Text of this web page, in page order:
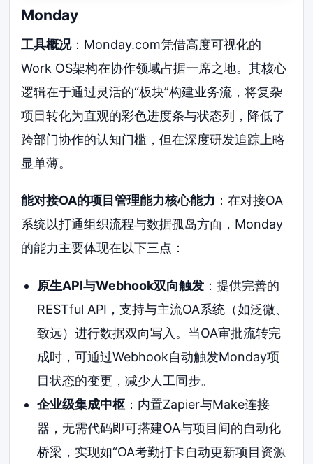
Monday
工具概况：Monday.com凭借高度可视化的
Work OS架构在协作领域占据一席之地。其核心
逻辑在于通过灵活的“板块”构建业务流，将复杂
项目转化为直观的彩色进度条与状态列，降低了
跨部门协作的认知门槛，但在深度研发追踪上略
显单薄。
能对接OA的项目管理能力核心能力 ：在对接OA
系统以打通组织流程与数据孤岛方面，Monday
的能力主要体现在以下三点：
原生API与Webhook双向触发：提供完善的
RESTful API，支持与主流OA系统（如泛微、
致远）进行数据双向写入。当OA审批流转完
成时，可通过Webhook自动触发Monday项
目状态的变更，减少人工同步。
企业级集成中枢：内置Zapier与Make连接
器，无需代码即可搭建OA与项目间的自动化
桥梁，实现如“OA考勤打卡自动更新项目资源